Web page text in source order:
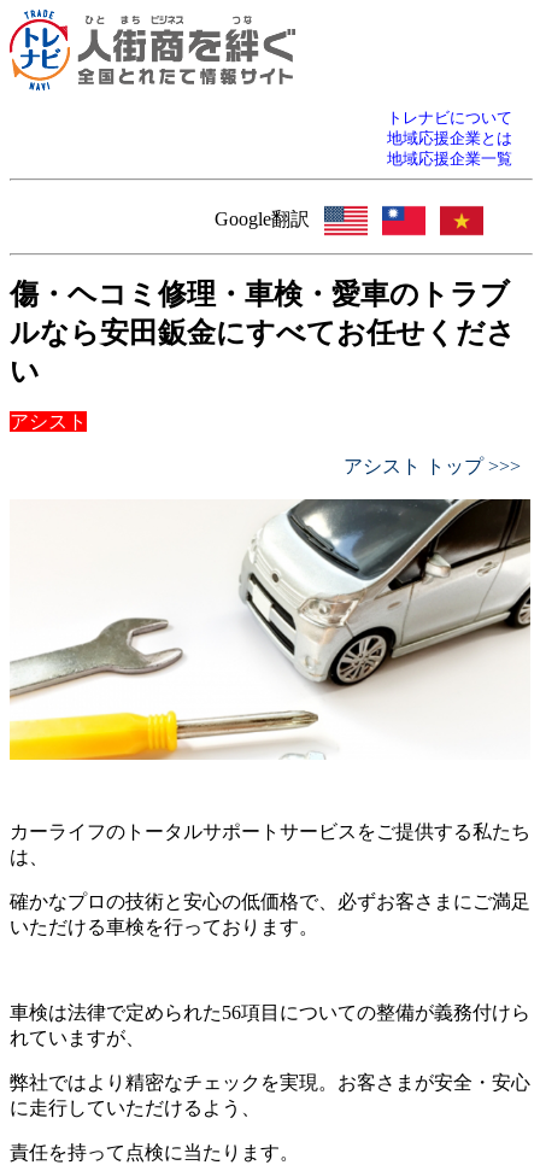
トレナビについて
地域応援企業とは
地域応援企業一覧
Google翻訳
傷・ヘコミ修理・車検・愛車のトラブ
ルなら安田鈑金にすべてお任せくださ
い
アシスト
アシスト トップ >>>
カーライフのトータルサポートサービスをご提供する私たち
は、
確かなプロの技術と安心の低価格で、必ずお客さまにご満足
いただける車検を行っております。
車検は法律で定められた56項目についての整備が義務付けら
れていますが、
弊社ではより精密なチェックを実現。お客さまが安全・安心
に走行していただけるよう、
責任を持って点検に当たります。